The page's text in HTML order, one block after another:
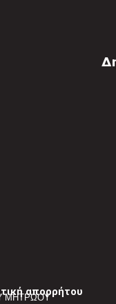
ΜΗΤΡΩΟΥ
απορρήτου